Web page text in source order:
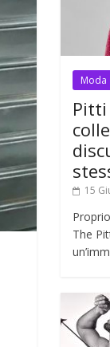
Moda
Pitti
15
The